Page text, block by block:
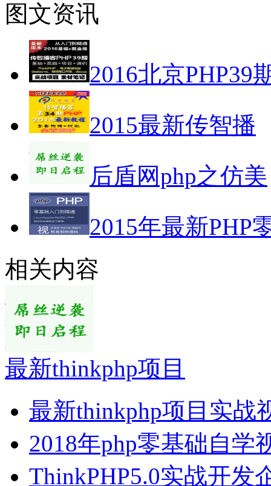
图文资讯
2016北京PHP39
2015最新传智播
后盾网php之仿美
2015年最新PHP
相关内容
最新thinkphp项目
最新thinkphp项目实战
2018年php零基础自学
ThinkPHP5.0实战开发